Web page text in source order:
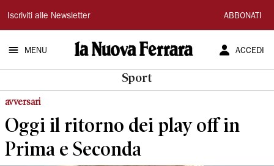
La
Nuova
Ferrara
Iscriviti alle Newsletter ABBONATI
MENU ACCEDI
Sport
avversari
Oggi il ritorno dei play off in
Prima e Seconda